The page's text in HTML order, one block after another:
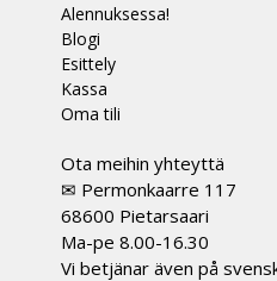
Alennuksessa!
Blogi
Esittely
Kassa
Oma tili
Ota meihin yhteyttä
✉ Permonkaarre 117
68600 Pietarsaari
Ma-pe 8.00-16.30
Vi betjänar även på